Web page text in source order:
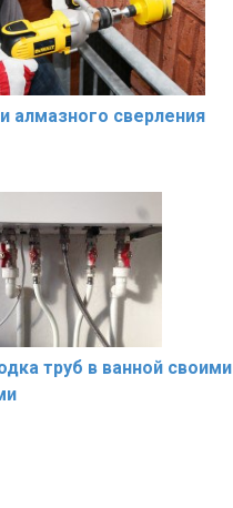
алмазного сверления
труб в ванной своими